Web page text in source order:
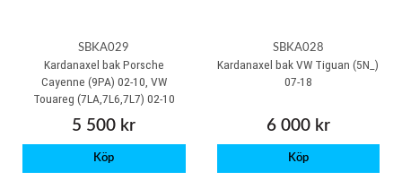
SBKA029
Kardanaxel bak Porsche
Cayenne (9PA) 02-10, VW
Touareg (7LA,7L6,7L7) 02-10
5 500 kr
Köp
SBKA028
Kardanaxel bak VW Tiguan (5N_)
07-18
6 000 kr
Köp